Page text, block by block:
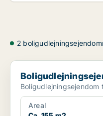
2
Boligudlejningsejendom i
Areal